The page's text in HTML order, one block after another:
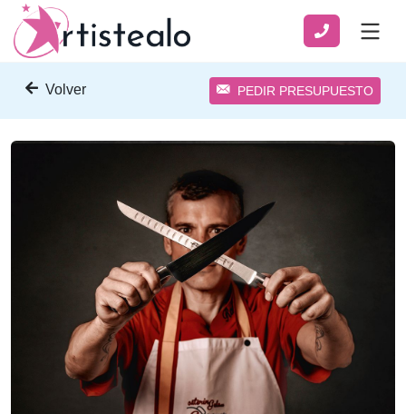
Volver PEDIR PRESUPUESTO